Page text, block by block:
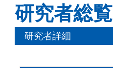
研究者総覧
研究者詳細